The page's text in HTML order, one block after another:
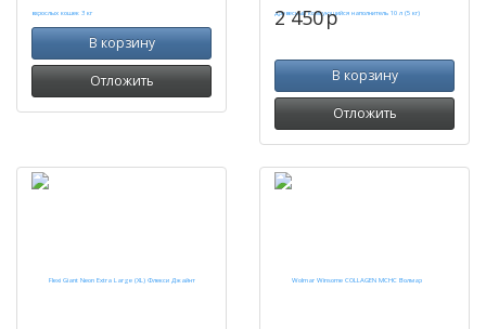
В корзину
Отложить
2 450p
В корзину
Отложить